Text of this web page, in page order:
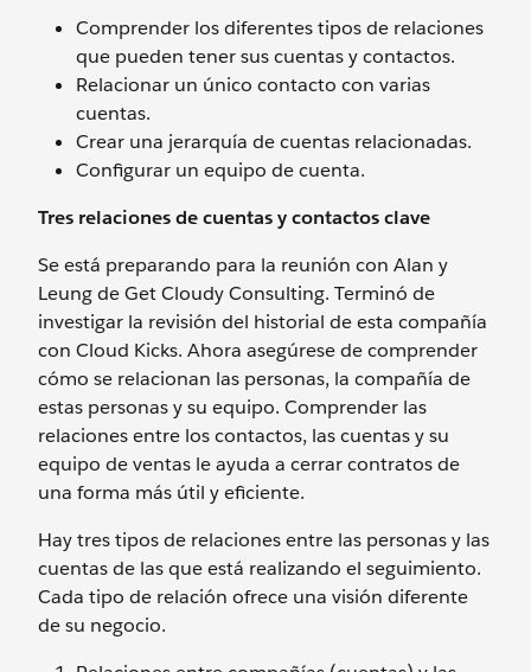
Comprender los diferentes tipos de relaciones
que pueden tener sus cuentas y contactos.
Relacionar un único contacto con varias
cuentas.
Crear una jerarquía de cuentas relacionadas.
Configurar un equipo de cuenta.
Tres relaciones de cuentas y contactos clave
Se está preparando para la reunión con Alan y
Leung de Get Cloudy Consulting. Terminó de
investigar la revisión del historial de esta compañía
con Cloud Kicks. Ahora asegúrese de comprender
cómo se relacionan las personas, la compañía de
estas personas y su equipo. Comprender las
relaciones entre los contactos, las cuentas y su
equipo de ventas le ayuda a cerrar contratos de
una forma más útil y eficiente.
Hay tres tipos de relaciones entre las personas y las
cuentas de las que está realizando el seguimiento.
Cada tipo de relación ofrece una visión diferente
de su negocio.